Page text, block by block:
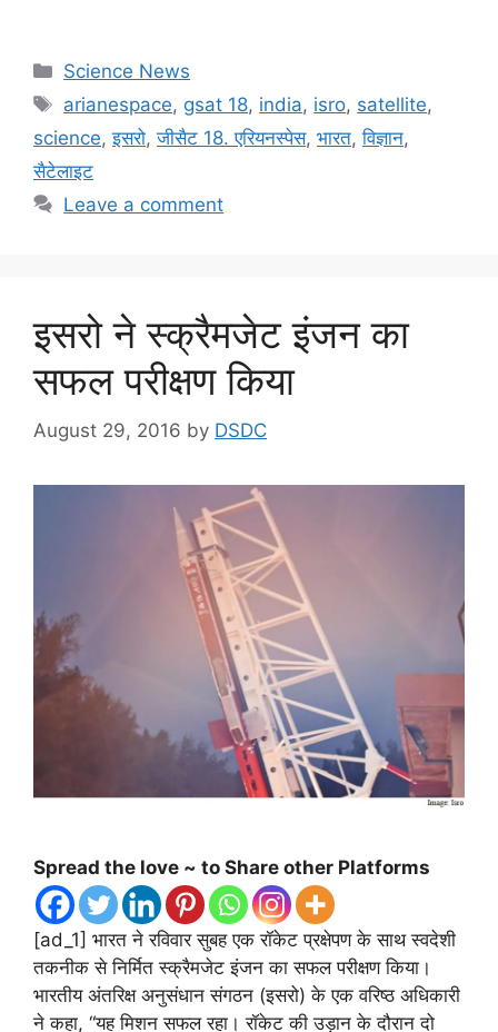
Science News
arianespace, gsat 18, india, isro, satellite,
science,इसरो,जीसैट 18. एरियनस्पेस, भारत,विज्ञान,
सैटेलाइट
Leave a comment
इसरो ने स्क्रैमजेट इंजन का
सफल परीक्षण किया
August 29, 2016 by DSDC
Spread the love ~ to Share other Platforms
[ad_1] भारत ने रविवार सुबह एक रॉकेट प्रक्षेपण के साथ स्वदेशी
तकनीक से निर्मित स्क्रैमजेट इंजन का सफल परीक्षण किया।
भारतीय अंतरिक्ष अनुसंधान संगठन (इसरो) के एक वरिष्ठ अधिकारी
ने कहा, “यह मिशन सफल रहा। रॉकेट की उड़ान के दौरान दो